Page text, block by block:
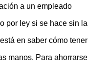
a un empleado
por ley si se hace sin la
en saber cómo tener
manos. Para ahorrarse